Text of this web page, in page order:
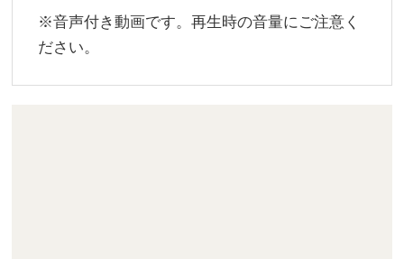
※音声付き動画です。再生時の音量にご注意く
ださい。